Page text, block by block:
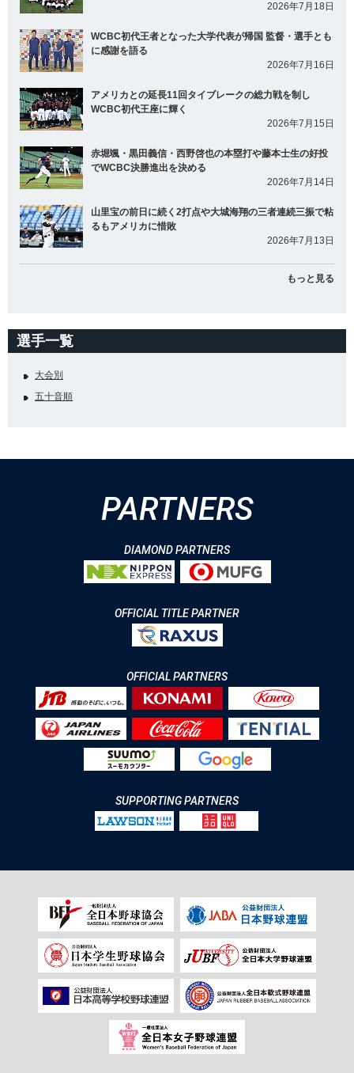
2026年7月18日
WCBC初代王者となった大学代表が帰国 監督・選手とも
に感謝を語る
2026年7月16日
アメリカとの延長11回タイブレークの総力戦を制し
WCBC初代王座に輝く
2026年7月15日
赤堀颯・黒田義信・西野啓也の本塁打や藤本士生の好投
でWCBC決勝進出を決める
2026年7月14日
山里宝の前日に続く2打点や大城海翔の三者連続三振で粘
るもアメリカに惜敗
2026年7月13日
もっと見る
選手一覧
大会別
五十音順
PARTNERS
DIAMOND PARTNERS
OFFICIAL TITLE PARTNER
OFFICIAL PARTNERS
SUPPORTING PARTNERS